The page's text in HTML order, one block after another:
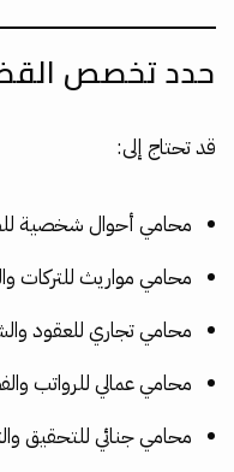
حدد تخصص
قد تحتاج إلى:
محامي أحوال شخصية
محامي مواريث للتركات
محامي تجاري للعقود
محامي عمالي للرواتب
محامي جنائي للتحقيق